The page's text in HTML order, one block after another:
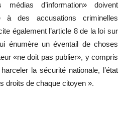
médias d’information» doivent
des accusations criminelles
également l’article 8 de la loi sur
énumère un éventail de choses
«ne doit pas publier», y compris
la sécurité nationale, l’état
droits de chaque citoyen ».